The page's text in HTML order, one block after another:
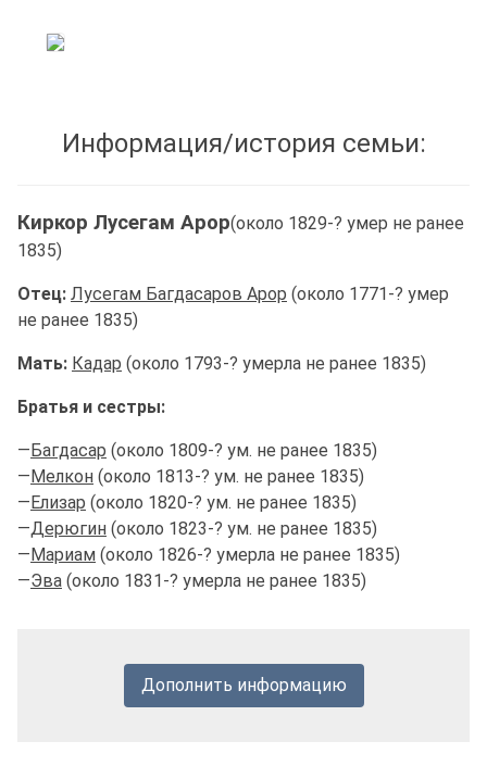
Информация/история семьи:
Киркор Лусегам Арор(около 1829-? умер не ранее
1835)
Отец: Лусегам Багдасаров Арор (около 1771-? умер
не ранее 1835)
Мать: Кадар (около 1793-? умерла не ранее 1835)
Братья и сестры:
—Багдасар (около 1809-? ум. не ранее 1835)
—Мелкон (около 1813-? ум. не ранее 1835)
—Елизар (около 1820-? ум. не ранее 1835)
—Дерюгин (около 1823-? ум. не ранее 1835)
—Мариам (около 1826-? умерла не ранее 1835)
—Эва (около 1831-? умерла не ранее 1835)
Дополнить информацию